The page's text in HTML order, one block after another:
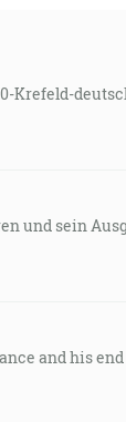
Krefeld-
und sein
and his end